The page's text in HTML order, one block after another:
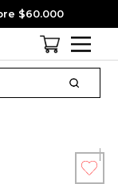
$60.000